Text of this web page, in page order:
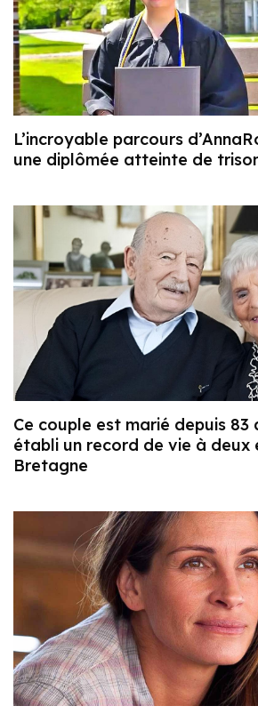
L’incroyable parcours
une diplômée atteinte de
Ce couple est marié depuis 83
établi un record de vie à deux
Bretagne